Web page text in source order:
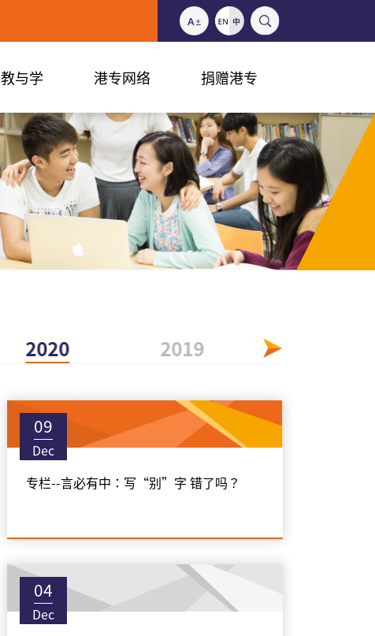
教与学 港专网络 捐赠港专
2020 2019
09
Dec
专栏--言必有中：写“别”字 错了吗？
04
Dec